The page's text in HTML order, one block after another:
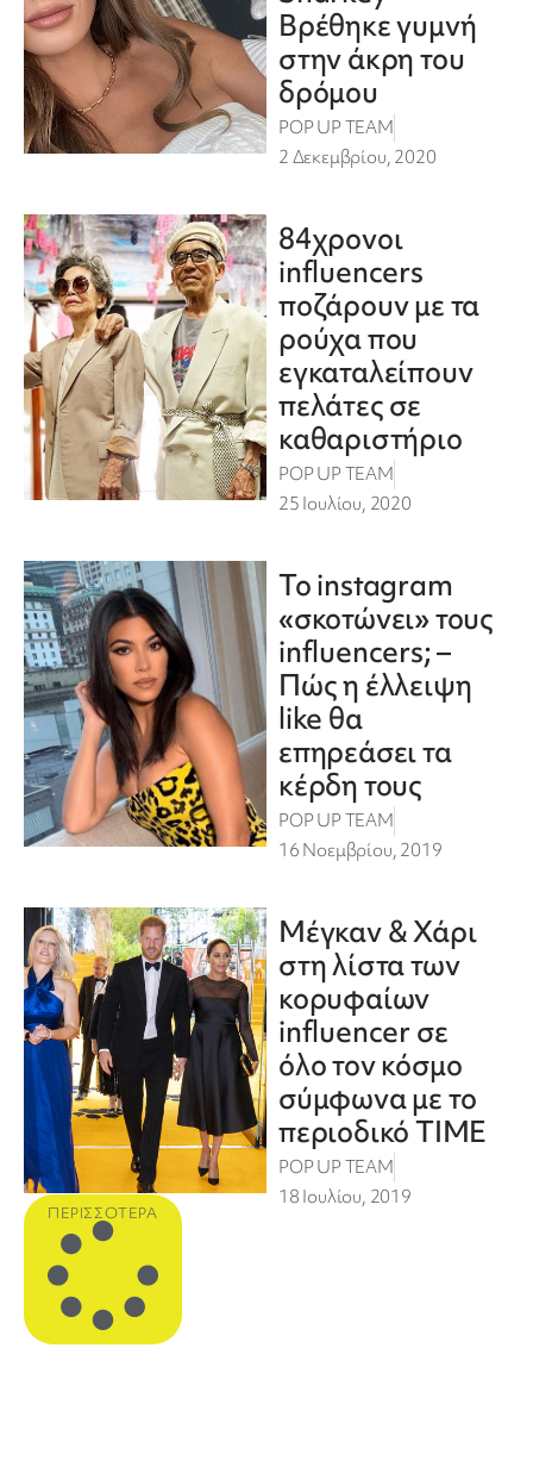
Βρέθηκε γυμνή
στην άκρη του
δρόμου
POP UP TEAM
2 Δεκεμβρίου, 2020
84χρονοι
influencers
ποζάρουν με τα
ρούχα που
εγκαταλείπουν
πελάτες σε
καθαριστήριο
POP UP TEAM
25 Ιουλίου, 2020
Το instagram
«σκοτώνει» τους
influencers; –
Πώς η έλλειψη
like θα
επηρεάσει τα
κέρδη τους
POP UP TEAM
16 Νοεμβρίου, 2019
Μέγκαν & Χάρι
στη λίστα των
κορυφαίων
influencer σε
όλο τον κόσμο
σύμφωνα με το
περιοδικό TIME
POP UP TEAM
18 Ιουλίου, 2019
ΠΕΡΙΣΣΌΤΕΡΑ